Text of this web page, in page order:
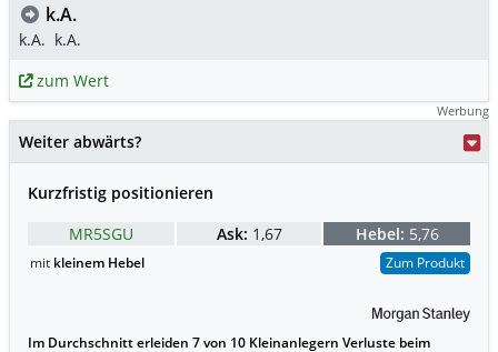
k.A.
k.A. k.A.
zum Wert
Werbung
Weiter abwärts?
Kurzfristig positionieren
MR5SGU
Ask: 1,67 Hebel: 5,76
mit kleinem Hebel Zum Produkt
Im Durchschnitt erleiden 7 von 10 Kleinanlegern Verluste beim